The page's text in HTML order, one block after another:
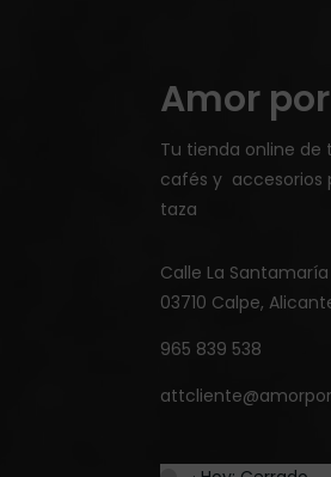
Amor por
Tu tienda online de
cafés y accesorios
taza
Calle La
03710 Calpe,
965 839 538